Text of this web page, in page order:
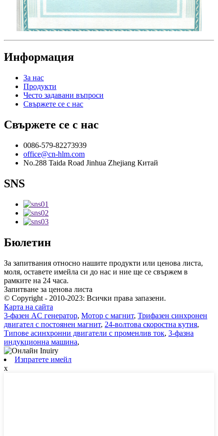
Информация
За нас
Продукти
Често задавани въпроси
Свържете се с нас
Свържете се с нас
0086-579-82273939
office@cn-hlm.com
No.288 Taida Road Jinhua Zhejiang Китай
SNS
Бюлетин
За запитвания относно нашите продукти или ценова листа,
моля, оставете имейла си до нас и ние ще се свържем в
рамките на 24 часа.
Запитване за ценова листа
© Copyright - 2010-2023: Всички права запазени.
Карта на сайта
3-фазен AC генератор, Мотор с магнит, Трифазен синхронен
двигател с постоянен магнит, 24-волтова скоростна кутия,
Типове асинхронни двигатели с променлив ток, 3-фазна
индукционна машина,
Изпратете имейл
x